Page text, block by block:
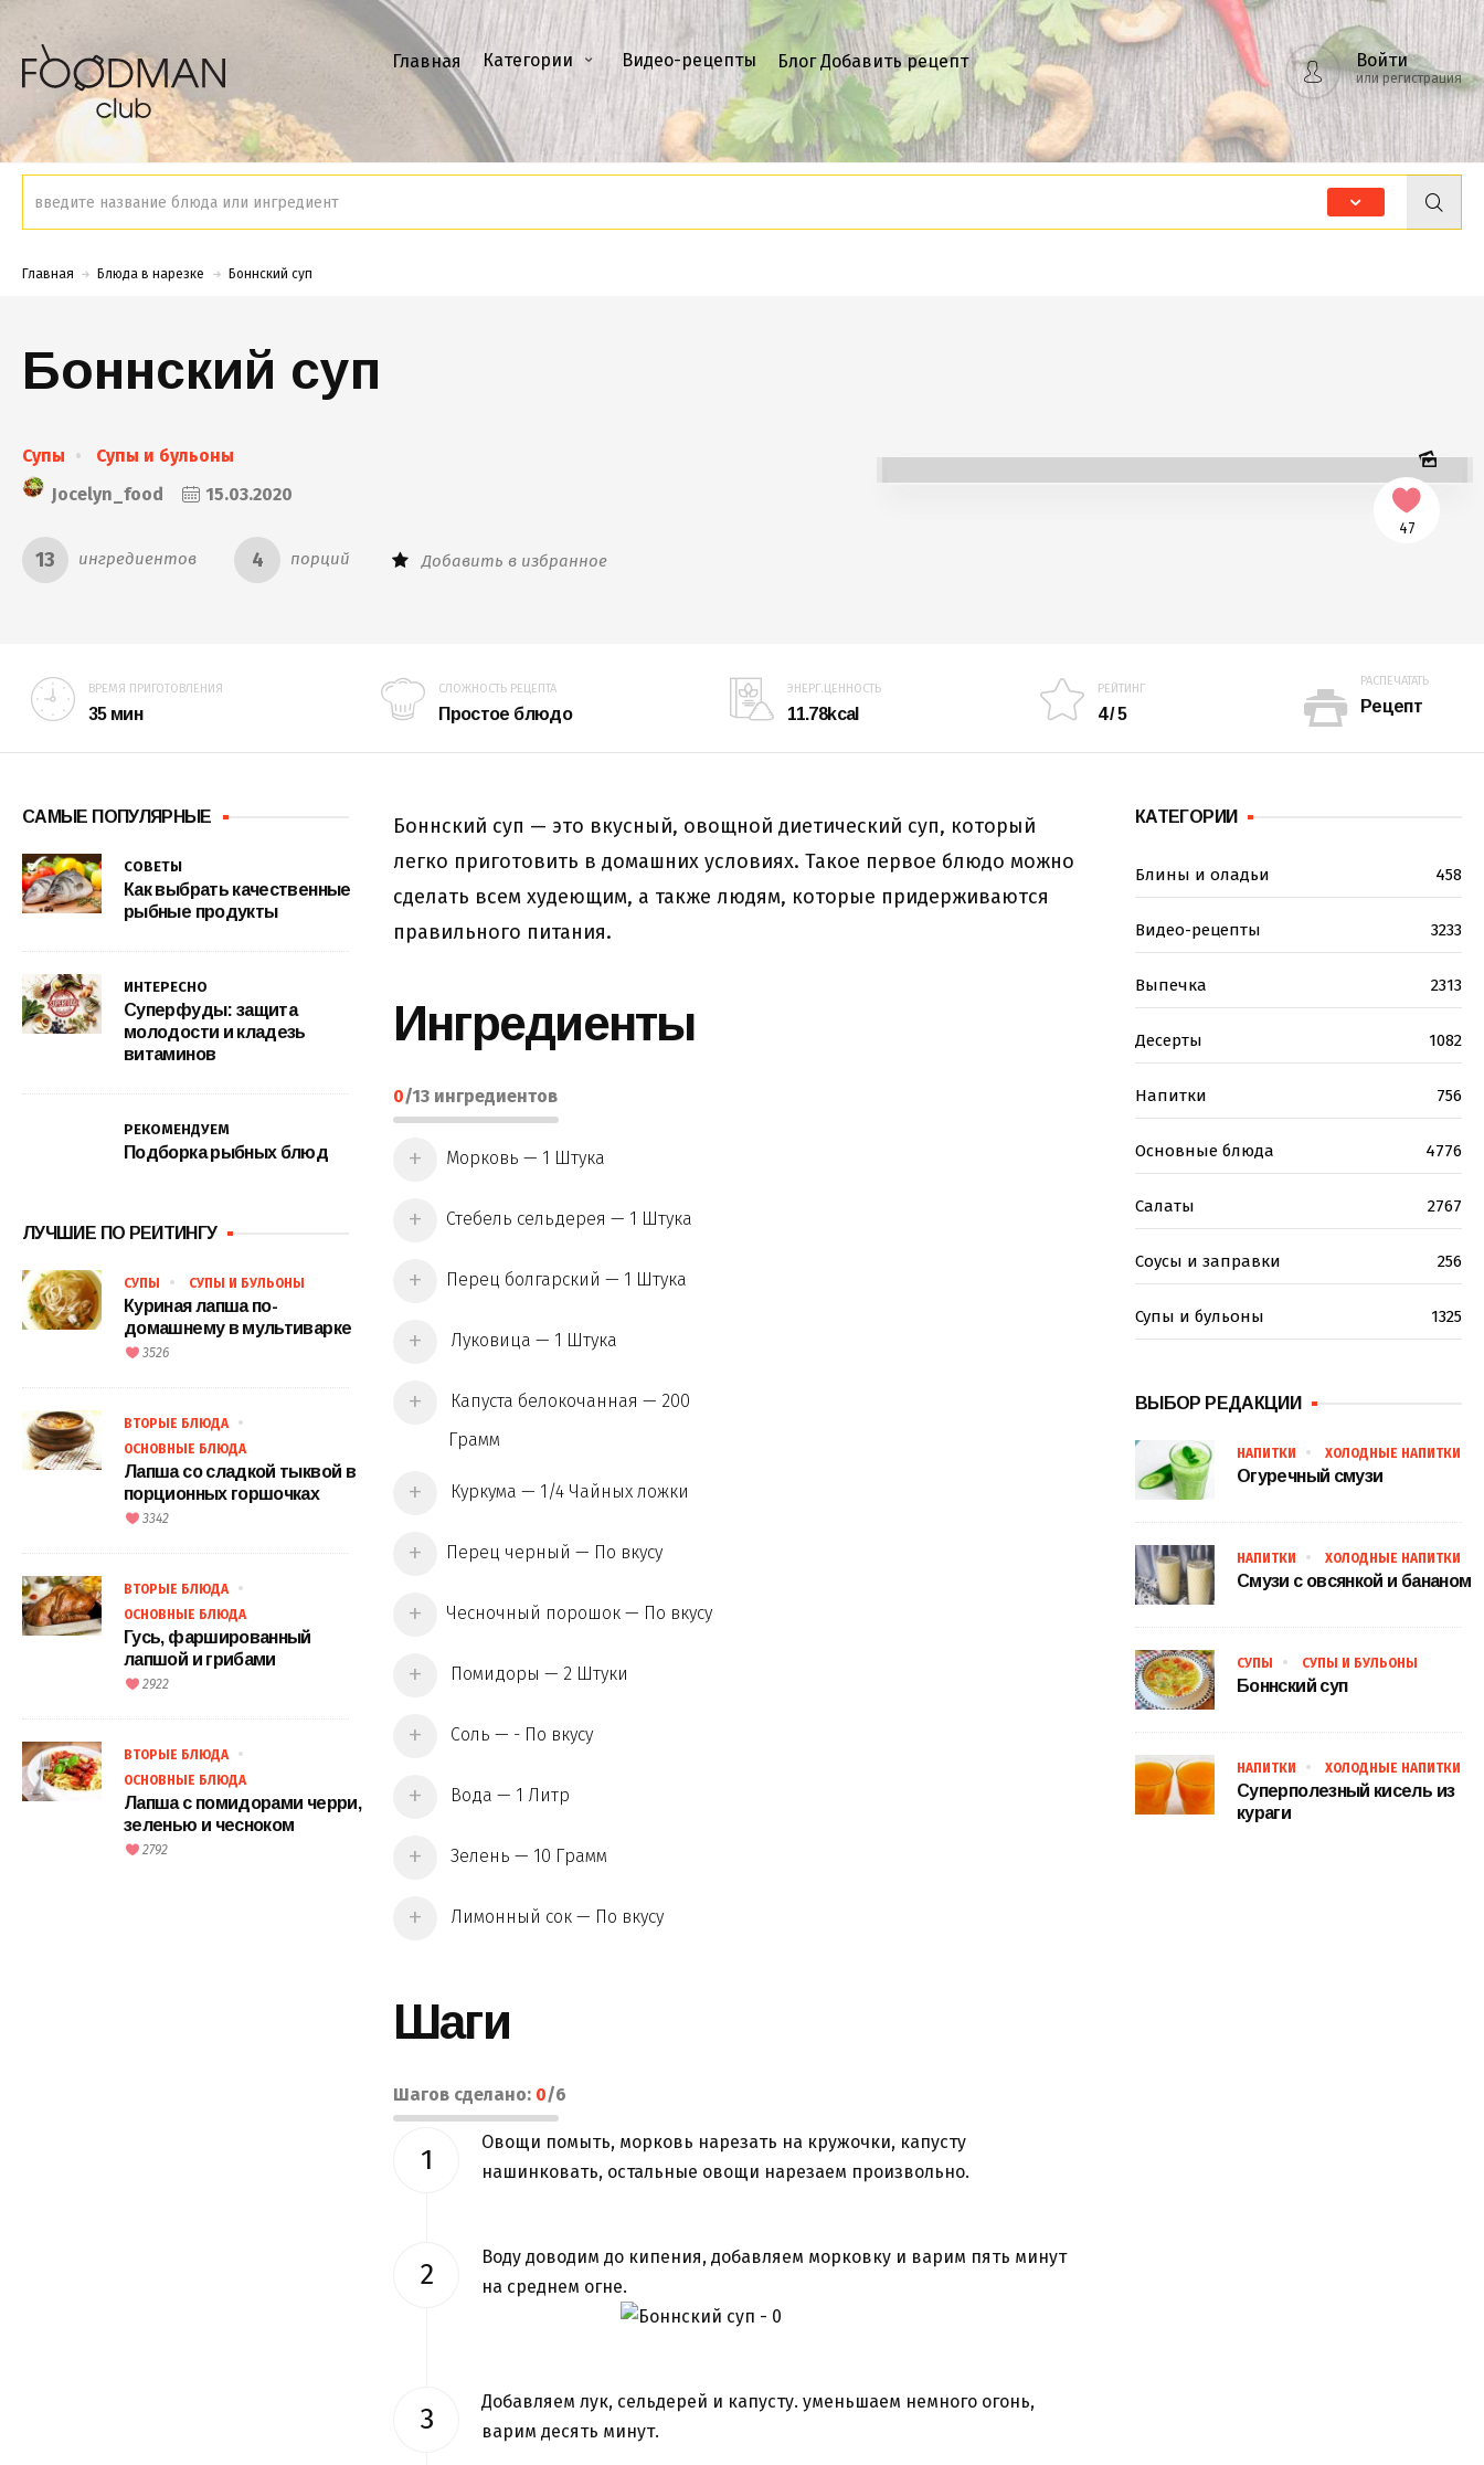
Главная Категории Видео-рецепты Блог Добавить рецепт Войти
или регистрация
Главная Блюда в нарезке Боннский суп
Боннский суп
Супы
Супы и бульоны
Jocelyn_food
15.03.2020
13 ингредиентов 4 порций Добавить в избранное
47
ВРЕМЯ ПРИГОТОВЛЕНИЯ
35 мин
СЛОЖНОСТЬ РЕЦЕПТА
Простое блюдо
ЭНЕРГ.ЦЕННОСТЬ
11.78kcal
РЕЙТИНГ
4 / 5
РАСПЕЧАТАТЬ
Рецепт
САМЫЕ ПОПУЛЯРНЫЕ
СОВЕТЫ
Как выбрать качественные
рыбные продукты
ИНТЕРЕСНО
Суперфуды: защита
молодости и кладезь
витаминов
РЕКОМЕНДУЕМ
Подборка рыбных блюд
ЛУЧШИЕ ПО РЕЙТИНГУ
СУПЫ СУПЫ И БУЛЬОНЫ
Куриная лапша по-
домашнему в мультиварке
3526
ВТОРЫЕ БЛЮДА
ОСНОВНЫЕ БЛЮДА
Лапша со сладкой тыквой в
порционных горшочках
3342
ВТОРЫЕ БЛЮДА
ОСНОВНЫЕ БЛЮДА
Гусь, фаршированный
лапшой и грибами
2922
ВТОРЫЕ БЛЮДА
ОСНОВНЫЕ БЛЮДА
Лапша с помидорами черри,
зеленью и чесноком
2792
Боннский суп — это вкусный, овощной диетический суп, который
легко приготовить в домашних условиях. Такое первое блюдо можно
сделать всем худеющим, а также людям, которые придерживаются
правильного питания.
Ингредиенты
0/13 ингредиентов
Морковь — 1 Штука
Стебель сельдерея — 1 Штука
Перец болгарский — 1 Штука
Луковица — 1 Штука
Капуста белокочанная — 200
Грамм
Куркума — 1/4 Чайных ложки
Перец черный — По вкусу
Чесночный порошок — По вкусу
Помидоры — 2 Штуки
Соль — - По вкусу
Вода — 1 Литр
Зелень — 10 Грамм
Лимонный сок — По вкусу
Шаги
Шагов сделано: 0/6
Овощи помыть, морковь нарезать на кружочки, капусту
нашинковать, остальные овощи нарезаем произвольно.
Воду доводим до кипения, добавляем морковку и варим пять минут
на среднем огне.
Добавляем лук, сельдерей и капусту. уменьшаем немного огонь,
варим десять минут.
КАТЕГОРИИ
Блины и оладьи 458
Видео-рецепты 3233
Выпечка 2313
Десерты 1082
Напитки 756
Основные блюда 4776
Салаты 2767
Соусы и заправки 256
Супы и бульоны 1325
ВЫБОР РЕДАКЦИИ
НАПИТКИ ХОЛОДНЫЕ НАПИТКИ
Огуречный смузи
НАПИТКИ ХОЛОДНЫЕ НАПИТКИ
Смузи с овсянкой и бананом
СУПЫ СУПЫ И БУЛЬОНЫ
Боннский суп
НАПИТКИ ХОЛОДНЫЕ НАПИТКИ
Суперполезный кисель из
кураги